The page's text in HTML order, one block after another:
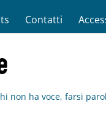
Contatti
non ha voce, farsi